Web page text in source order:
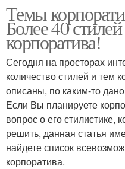
Темы
Более 40
корпоратива!
Сегодня на просторах
количество стилей и тем
описаны, по каким-то
Если Вы планируете
вопрос о его стилистике,
решить, данная статья
найдете список
корпоратива.